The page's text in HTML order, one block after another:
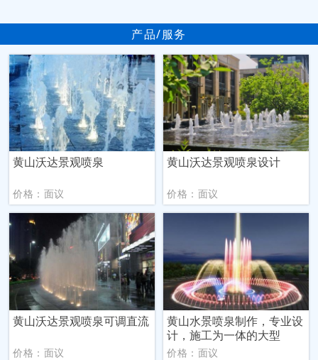
产品/服务
黄山沃达景观喷泉
价格：面议
黄山沃达景观喷泉设计
价格：面议
黄山沃达景观喷泉可调直流
价格：面议
黄山水景喷泉制作，专业设
计，施工为一体的大型
价格：面议